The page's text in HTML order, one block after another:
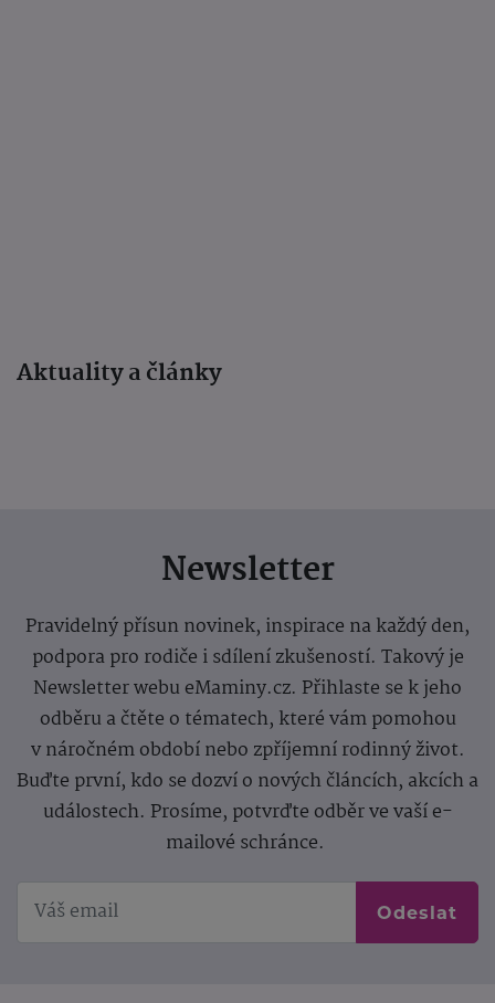
Aktuality a články
Newsletter
Pravidelný přísun novinek, inspirace na každý den,
podpora pro rodiče i sdílení zkušeností. Takový je
Newsletter webu eMaminy.cz. Přihlaste se k jeho
odběru a čtěte o tématech, které vám pomohou
v náročném období nebo zpříjemní rodinný život.
Buďte první, kdo se dozví o nových článcích, akcích a
událostech. Prosíme, potvrďte odběr ve vaší e-
mailové schránce.
Odeslat